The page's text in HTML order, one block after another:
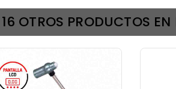
16 OTROS PRODUCTOS